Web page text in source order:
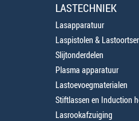
LASTECHNIEK
Lasapparatuur
Laspistolen &
Slijtonderdelen
Plasma apparatuur
Lastoevoegmaterialen
Stiftlassen en Induction
Lasrookafzuiging